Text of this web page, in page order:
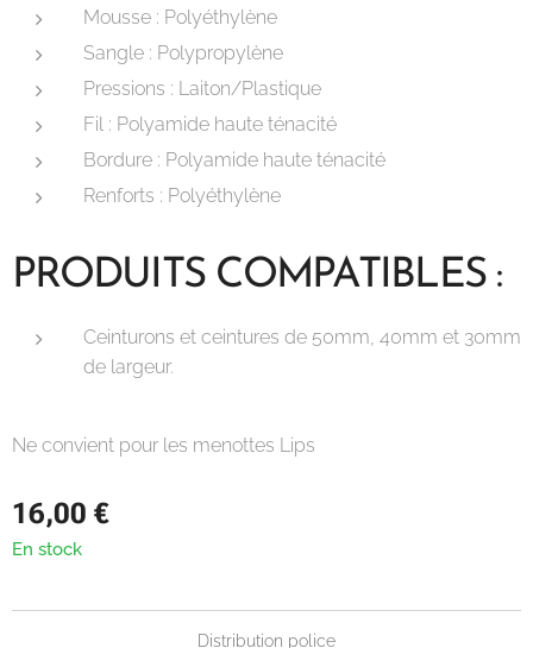
Mousse : Polyéthylène
Sangle : Polypropylène
Pressions : Laiton/Plastique
Fil : Polyamide haute ténacité
Bordure : Polyamide haute ténacité
Renforts : Polyéthylène
PRODUITS COMPATIBLES :
Ceinturons et ceintures de 50mm, 40mm et 30mm
de largeur.
Ne convient pour les menottes Lips
16,00 €
En stock
Distribution police